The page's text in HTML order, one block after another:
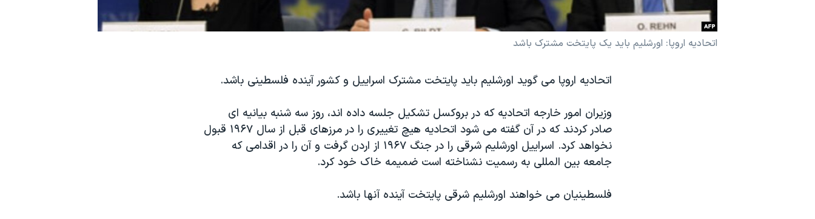
نرگس محمدی برنده جایزه نوبل صلح
اتحادیه اروپا: اورشلیم باید یک پایتخت مشترک باشد
اتحادیه اروپا می گوید اورشلیم باید پایتخت مشترک اسراییل و کشور آینده فلسطینی باشد.
وزیران امور خارجه اتحادیه که در بروکسل تشکیل جلسه داده اند، روز سه شنبه بیانیه ای
صادر کردند که در آن گفته می شود اتحادیه هیچ تغییری را در مرزهای قبل از سال ۱۹۶۷ قبول
نخواهد کرد. اسراییل اورشلیم شرقی را در جنگ ۱۹۶۷ از اردن گرفت و آن را در اقدامی که
جامعه بین المللی به رسمیت نشناخته است ضمیمه خاک خود کرد.
فلسطینیان می خواهند اورشلیم شرقی پایتخت آینده آنها باشد.